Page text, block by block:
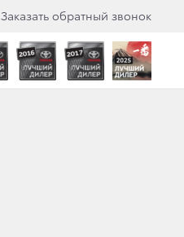
Заказать обратный звонок